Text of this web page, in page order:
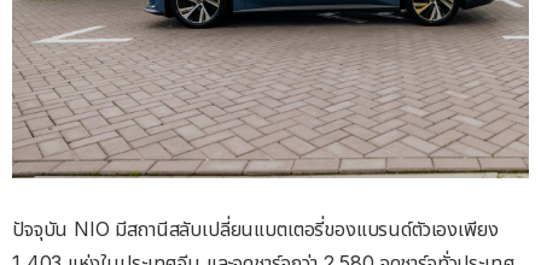
ปัจจุบัน NIO มีสถานีสลับเปลี่ยนแบตเตอรี่ของแบรนด์ตัวเองเพียง